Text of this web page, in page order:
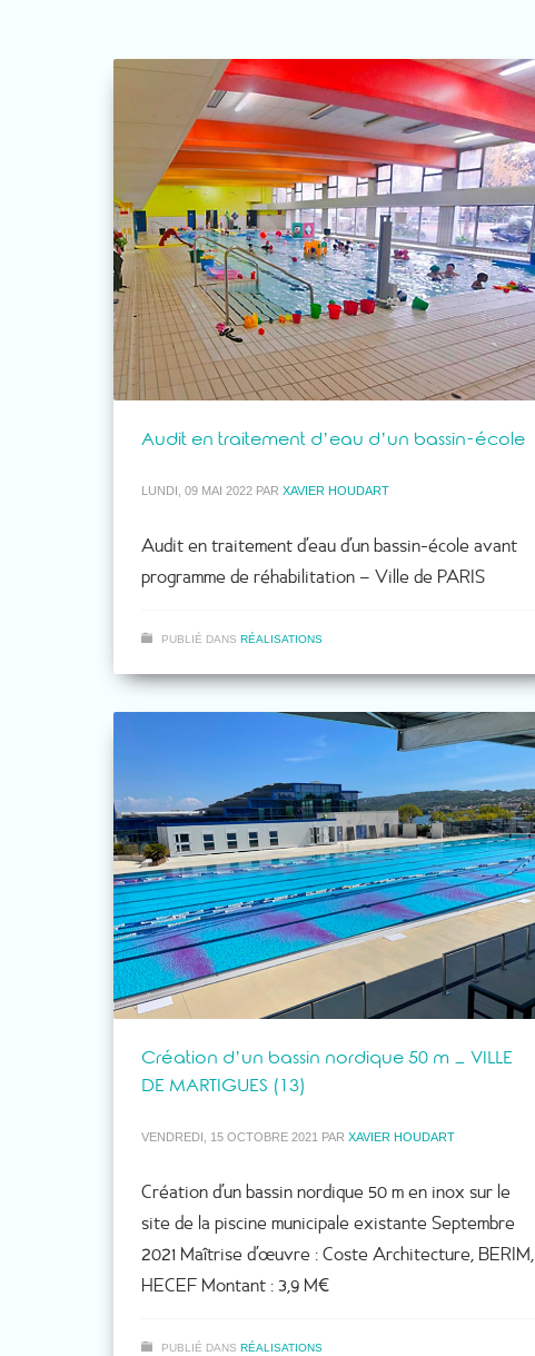
Audit en traitement d’eau d’un bassin-école
LUNDI, 09 MAI 2022 PAR XAVIER HOUDART
Audit en traitement d’eau d’un bassin-école avant
programme de réhabilitation – Ville de PARIS
PUBLIÉ DANS RÉALISATIONS
Création d’un bassin nordique 50 m – VILLE
DE MARTIGUES (13)
VENDREDI, 15 OCTOBRE 2021 PAR XAVIER HOUDART
Création d’un bassin nordique 50 m en inox sur le
site de la piscine municipale existante Septembre
2021 Maîtrise d’œuvre : Coste Architecture, BERIM,
HECEF Montant : 3,9 M€
PUBLIÉ DANS RÉALISATIONS